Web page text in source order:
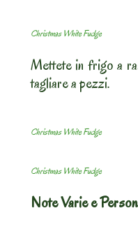
Christmas White Fudge
Mettete in frigo a
tagliare a pezzi.
Christmas White Fudge
Christmas White Fudge
Note Varie e